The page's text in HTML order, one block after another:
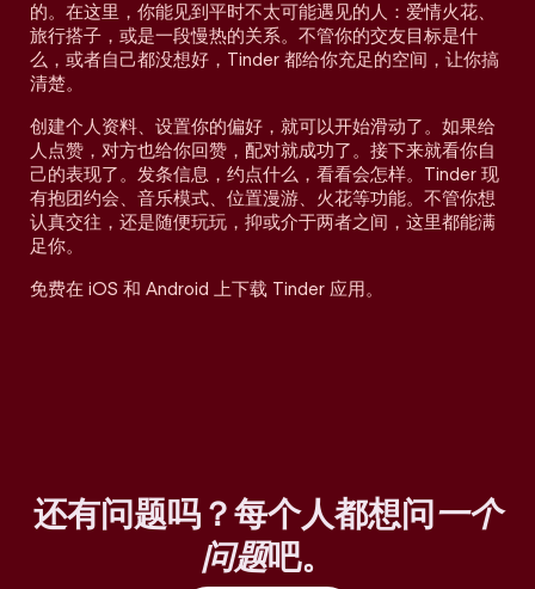
的。在这里，你能见到平时不太可能遇见的人：爱情火花、
旅行搭子，或是一段慢热的关系。不管你的交友目标是什
么，或者自己都没想好，Tinder 都给你充足的空间，让你搞
清楚。
创建个人资料、设置你的偏好，就可以开始滑动了。如果给
人点赞，对方也给你回赞，配对就成功了。接下来就看你自
己的表现了。发条信息，约点什么，看看会怎样。Tinder 现
有抱团约会、音乐模式、位置漫游、火花等功能。不管你想
认真交往，还是随便玩玩，抑或介于两者之间，这里都能满
足你。
免费在 iOS 和 Android 上下载 Tinder 应用。
还有问题吗？每个人都想问一个
问题吧。